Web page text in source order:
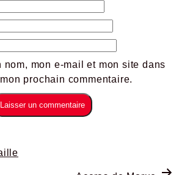
nom, mon e-mail et mon site dans
prochain commentaire.